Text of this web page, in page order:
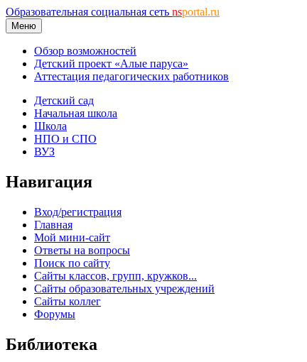
Образовательная социальная сеть nsportal.ru
Меню
Обзор возможностей
Детский проект «Алые паруса»
Аттестация педагогических работников
Детский сад
Начальная школа
Школа
НПО и СПО
ВУЗ
Навигация
Вход/регистрация
Главная
Мой мини-сайт
Ответы на вопросы
Поиск по сайту
Сайты классов, групп, кружков...
Сайты образовательных учреждений
Сайты коллег
Форумы
Библиотека